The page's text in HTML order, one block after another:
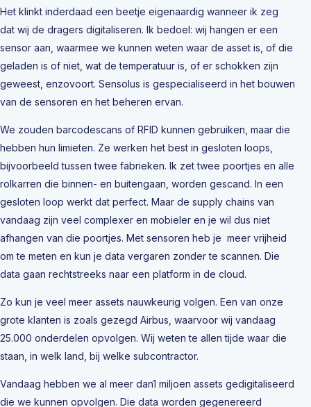
Het klinkt inderdaad een beetje eigenaardig wanneer ik zeg
dat wij de dragers digitaliseren. Ik bedoel: wij hangen er een
sensor aan, waarmee we kunnen weten waar de asset is, of die
geladen is of niet, wat de temperatuur is, of er schokken zijn
geweest, enzovoort. Sensolus is gespecialiseerd in het bouwen
van de sensoren en het beheren ervan.
We zouden barcodescans of RFID kunnen gebruiken, maar die
hebben hun limieten. Ze werken het best in gesloten loops,
bijvoorbeeld tussen twee fabrieken. Ik zet twee poortjes en alle
rolkarren die binnen- en buitengaan, worden gescand. In een
gesloten loop werkt dat perfect. Maar de supply chains van
vandaag zijn veel complexer en mobieler en je wil dus niet
afhangen van die poortjes. Met sensoren heb je meer vrijheid
om te meten en kun je data vergaren zonder te scannen. Die
data gaan rechtstreeks naar een platform in de cloud.
Zo kun je veel meer assets nauwkeurig volgen. Een van onze
grote klanten is zoals gezegd Airbus, waarvoor wij vandaag
25.000 onderdelen opvolgen. Wij weten te allen tijde waar die
staan, in welk land, bij welke subcontractor.
Vandaag hebben we al meer dan1 miljoen assets gedigitaliseerd
die we kunnen opvolgen. Die data worden gegenereerd